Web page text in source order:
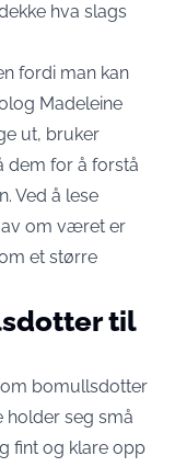
hva slags
fordi man kan
Madeleine
ut, bruker
dem for å forstå
Ved å lese
av om været er
et større
til
bomullsdotter
holder seg små
fint og klare opp